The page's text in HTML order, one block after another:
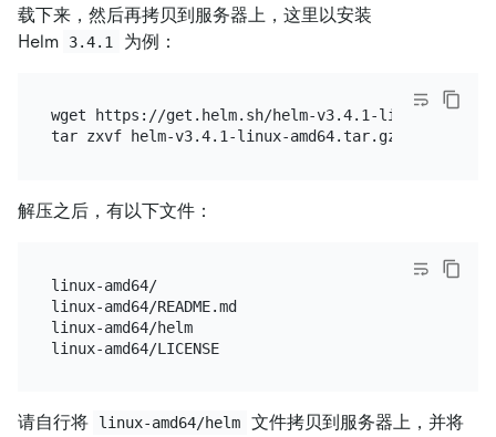
载下来，然后再拷贝到服务器上，这里以安装
Helm
3.4.1 为例：
wget https://get.helm.sh/helm-v3.4.1-linux-
解压之后，有以下文件：
linux-amd64/
linux-amd64/README.md
linux-amd64/helm
linux-amd64/LICENSE
请自行将 linux-amd64/helm
文件拷贝到服务器上，并将